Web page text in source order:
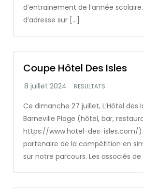
d’entrainement de l’année
d’adresse sur […]
Coupe Hôtel Des Isles
RESULTATS
Ce dimanche 27 juillet, L’Hôtel des
Barneville Plage (hôtel, bar,
https://www.hotel-des-isles.com/
partenaire de la compétition en
sur notre parcours. Les associés